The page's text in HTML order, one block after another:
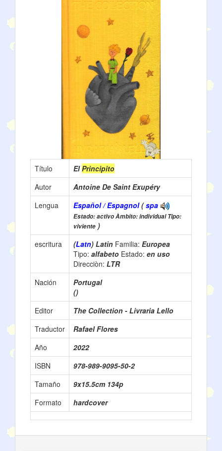
Título ElPrincipito
Autor
Antoine De Saint Exupéry
Lengua
Español / Espagnol(spa
Estado: activo Àmbito: individual Tipo:
viviente )
escritura
(Latn) Latin Familia: Europea
Tipo: alfabeto Estado: en uso
Direcciòn: LTR
Nación
Portugal
()
Editor
The Collection - Livraria Lello
Traductor
Rafael Flores
Año
2022
ISBN
978-989-9095-50-2
Tamaño
9x15.5cm 134p
Formato
hardcover